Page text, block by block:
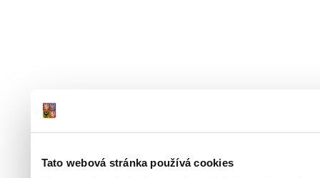
Tato webová stránka používá cookies